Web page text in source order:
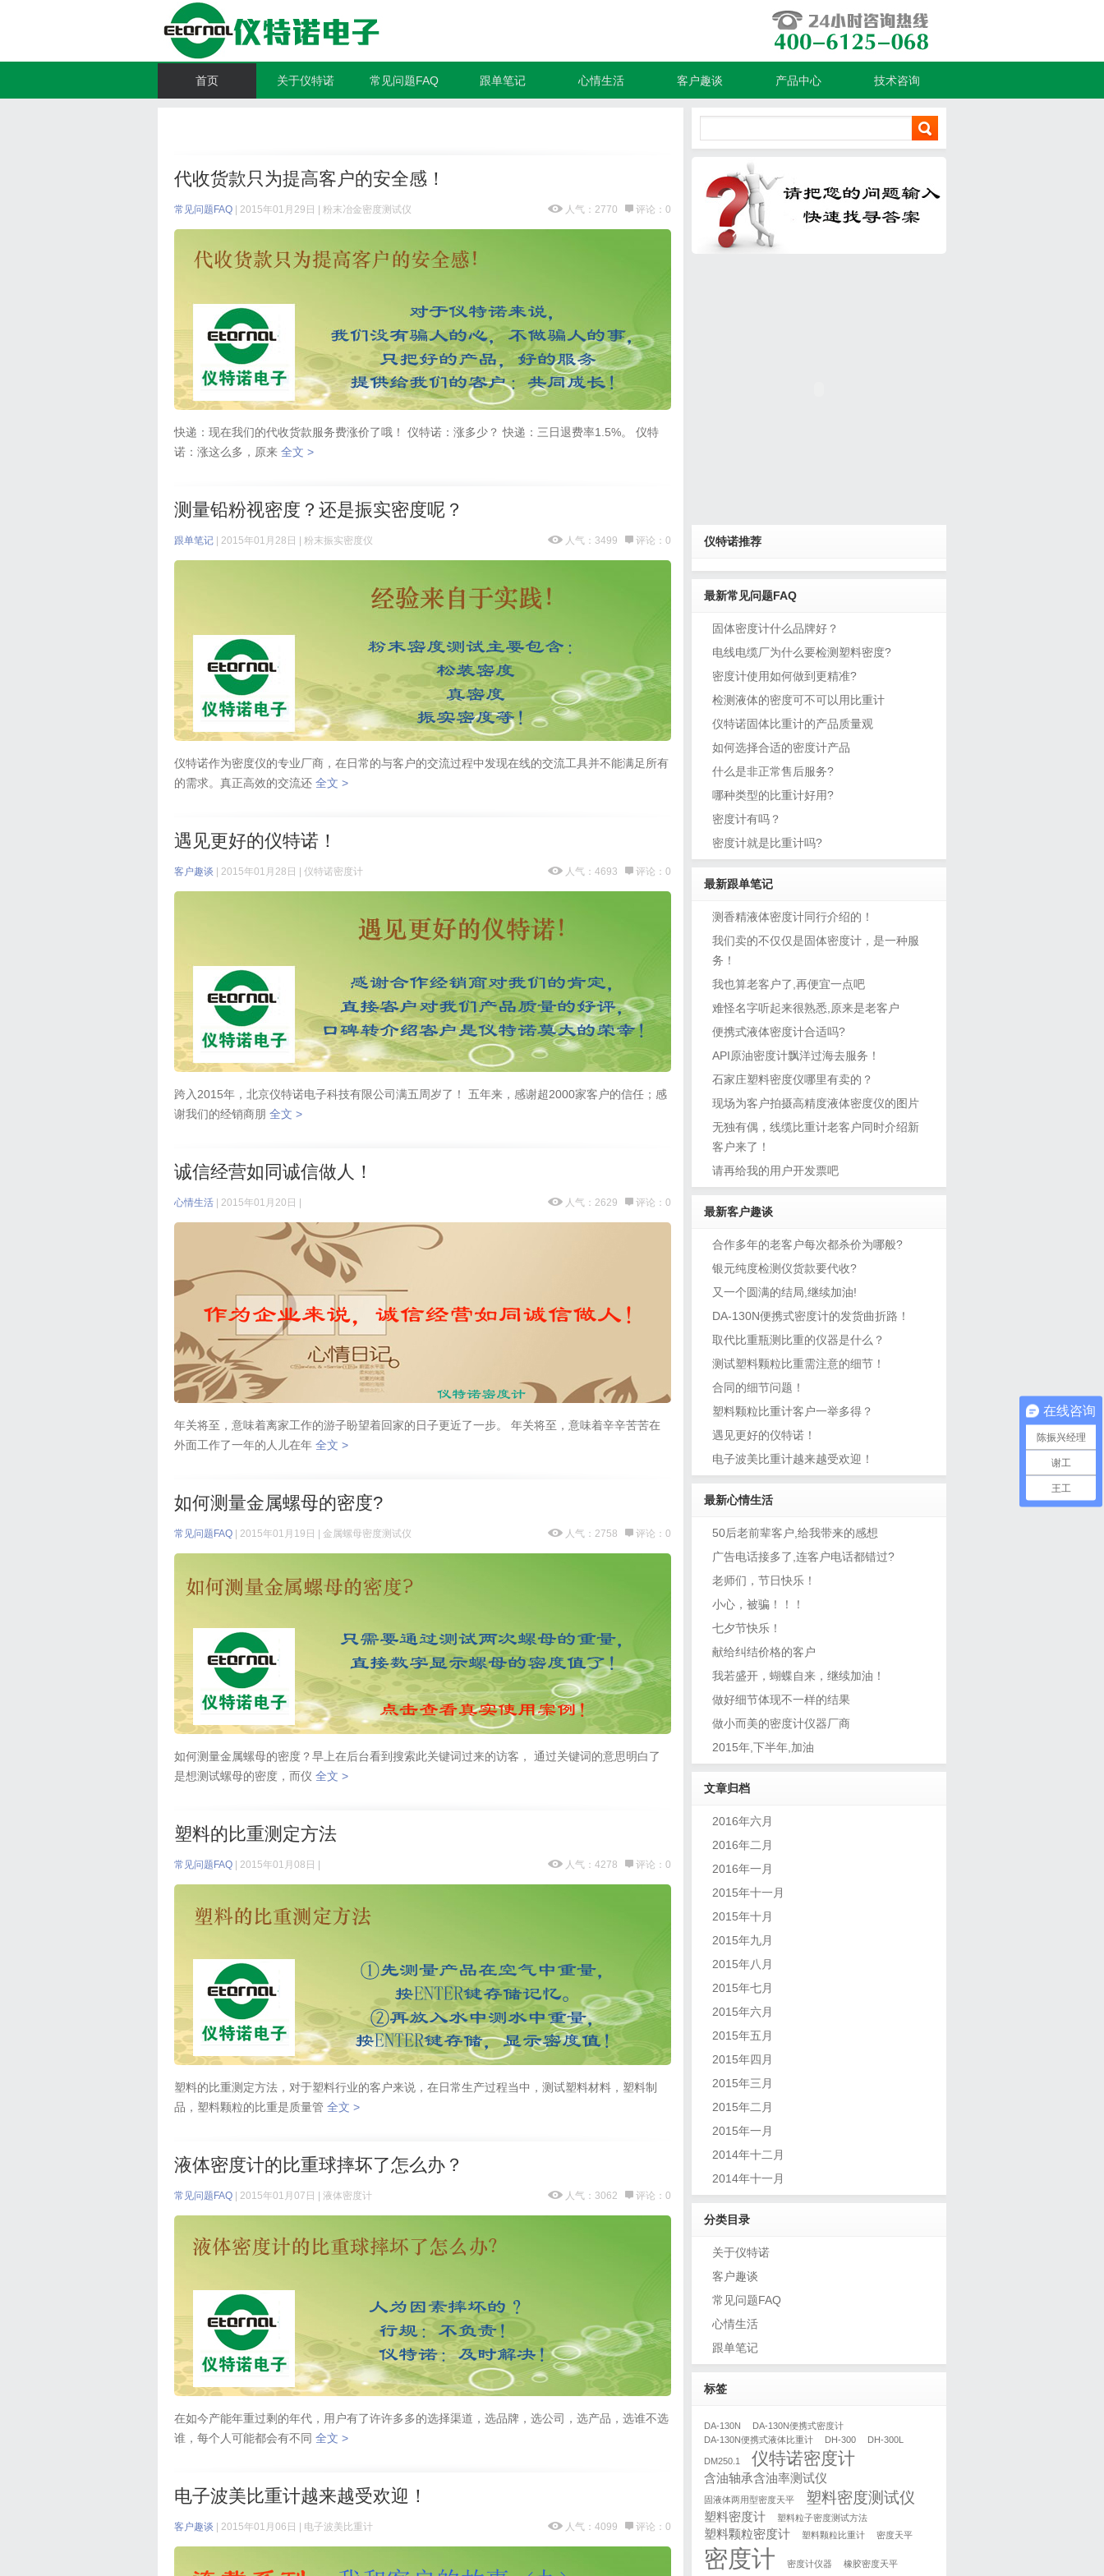
首页 关于仪特诺 常见问题FAQ 跟单笔记 心情生活 客户趣谈 产品中心 技术咨询
代收货款只为提高客户的安全感！
人气：2770 评论：0
常见问题FAQ | 2015年01月29日 | 粉末冶金密度测试仪
快递：现在我们的代收货款服务费涨价了哦！ 仪特诺：涨多少？ 快递：三日退费率1.5%。 仪特
诺：涨这么多，原来 全文 >
测量铅粉视密度？还是振实密度呢？
人气：3499 评论：0
跟单笔记 | 2015年01月28日 | 粉末振实密度仪
仪特诺作为密度仪的专业厂商，在日常的与客户的交流过程中发现在线的交流工具并不能满足所有
的需求。真正高效的交流还 全文 >
遇见更好的仪特诺！
人气：4693 评论：0
客户趣谈 | 2015年01月28日 | 仪特诺密度计
跨入2015年，北京仪特诺电子科技有限公司满五周岁了！ 五年来，感谢超2000家客户的信任；感
谢我们的经销商朋 全文 >
诚信经营如同诚信做人！
人气：2629 评论：0
心情生活 | 2015年01月20日 |
年关将至，意味着离家工作的游子盼望着回家的日子更近了一步。 年关将至，意味着辛辛苦苦在
外面工作了一年的人儿在年 全文 >
如何测量金属螺母的密度?
人气：2758 评论：0
常见问题FAQ | 2015年01月19日 | 金属螺母密度测试仪
如何测量金属螺母的密度？早上在后台看到搜索此关键词过来的访客， 通过关键词的意思明白了
是想测试螺母的密度，而仪 全文 >
塑料的比重测定方法
人气：4278 评论：0
常见问题FAQ | 2015年01月08日 |
塑料的比重测定方法，对于塑料行业的客户来说，在日常生产过程当中，测试塑料材料，塑料制
品，塑料颗粒的比重是质量管 全文 >
液体密度计的比重球摔坏了怎么办？
人气：3062 评论：0
常见问题FAQ | 2015年01月07日 | 液体密度计
在如今产能年重过剩的年代，用户有了许许多多的选择渠道，选品牌，选公司，选产品，选谁不选
谁，每个人可能都会有不同 全文 >
电子波美比重计越来越受欢迎！
人气：4099 评论：0
客户趣谈 | 2015年01月06日 | 电子波美比重计
仪特诺推荐
最新常见问题FAQ
固体密度计什么品牌好？
电线电缆厂为什么要检测塑料密度?
密度计使用如何做到更精准?
检测液体的密度可不可以用比重计
仪特诺固体比重计的产品质量观
如何选择合适的密度计产品
什么是非正常售后服务?
哪种类型的比重计好用?
密度计有吗？
密度计就是比重计吗?
最新跟单笔记
测香精液体密度计同行介绍的！
我们卖的不仅仅是固体密度计，是一种服
务！
我也算老客户了,再便宜一点吧
难怪名字听起来很熟悉,原来是老客户
便携式液体密度计合适吗?
API原油密度计飘洋过海去服务！
石家庄塑料密度仪哪里有卖的？
现场为客户拍摄高精度液体密度仪的图片
无独有偶，线缆比重计老客户同时介绍新
客户来了！
请再给我的用户开发票吧
最新客户趣谈
合作多年的老客户每次都杀价为哪般?
银元纯度检测仪货款要代收?
又一个圆满的结局,继续加油!
DA-130N便携式密度计的发货曲折路！
取代比重瓶测比重的仪器是什么？
测试塑料颗粒比重需注意的细节！
合同的细节问题！
塑料颗粒比重计客户一举多得？
遇见更好的仪特诺！
电子波美比重计越来越受欢迎！
最新心情生活
50后老前辈客户,给我带来的感想
广告电话接多了,连客户电话都错过?
老师们，节日快乐！
小心，被骗！！！
七夕节快乐！
献给纠结价格的客户
我若盛开，蝴蝶自来，继续加油！
做好细节体现不一样的结果
做小而美的密度计仪器厂商
2015年,下半年,加油
文章归档
2016年六月
2016年二月
2016年一月
2015年十一月
2015年十月
2015年九月
2015年八月
2015年七月
2015年六月
2015年五月
2015年四月
2015年三月
2015年二月
2015年一月
2014年十二月
2014年十一月
分类目录
关于仪特诺
客户趣谈
常见问题FAQ
心情生活
跟单笔记
标签
DA-130N
DA-130N便携式密度计
DA-130N便携式液体比重计
DH-300 DH-300L
DM250.1 仪特诺密度计
含油轴承含油率测试仪
固液体两用型密度天平 塑料密度测试仪
塑料密度计 塑料粒子密度测试方法
塑料颗粒密度计 塑料颗粒比重计 密度天平
密度计 密度计仪器 橡胶密度天平
在线咨询
陈振兴经理
谢工
王工